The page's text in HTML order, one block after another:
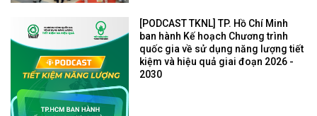
[PODCAST TKNL] TP. Hồ Chí Minh
ban hành Kế hoạch Chương trình
quốc gia về sử dụng năng lượng tiết
kiệm và hiệu quả giai đoạn 2026 -
2030